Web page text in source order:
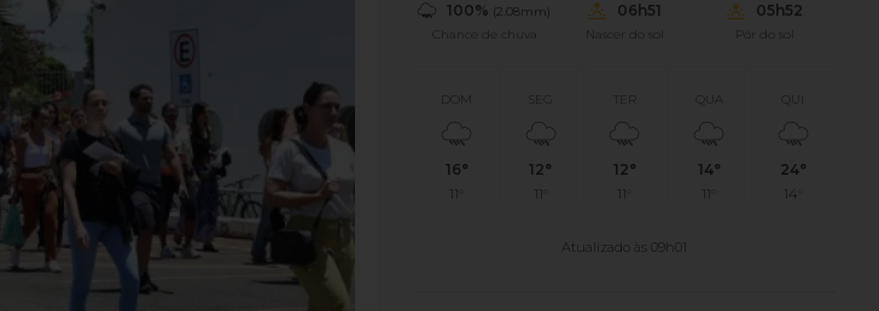
100% (2.08mm)
Chance de chuva
06h51
Nascer do sol
05h52
Pôr do sol
DOM
16°
11°
12°
11°
TER
12°
11°
QUA
14°
11°
24°
14°
Atualizado às 09h01